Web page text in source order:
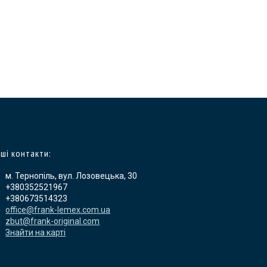
контакти:
м. Тернопіль, вул. Лозовецька, 30
+380352521967
+380673514323
office@frank-lemex.com.ua
zbut@frank-original.com
Знайти на карті